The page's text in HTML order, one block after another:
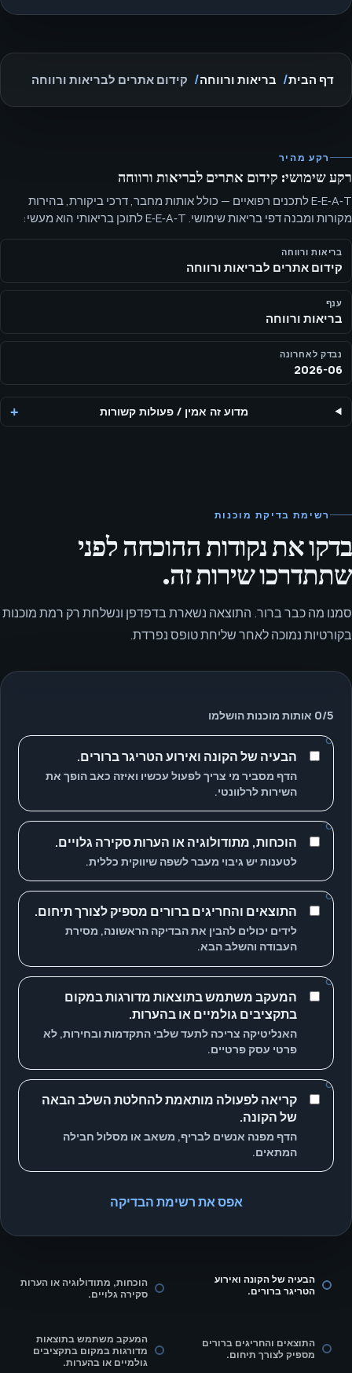
דף הבית בריאות ורווחה קידום אתרים לבריאות ורווחה
רקע מהיר
רקע שימושי: קידום אתרים לבריאות ורווחה
E‑E‑A‑T לתכנים רפואיים — כולל אותות מחבר, דרכי ביקורת, בהירות
מקורות ומבנה דפי בריאות שימושי. E‑E‑A‑T לתוכן בריאותי הוא מעשי:
הראו אחריות, מקורות, דרכי ביקורת, גבולות תוכן וקצב תחזוקה.
בריאות ורווחה
קידום אתרים לבריאות ורווחה
ענף
בריאות ורווחה
נבדק לאחרונה
2026-06
מדוע זה אמין / פעולות קשורות
רשימת בדיקת מוכנות
בדקו את נקודות ההוכחה לפני
שתתדרכו שירות זה.
סמנו מה כבר ברור. התוצאה נשארת בדפדפן ונשלחת רק רמת מוכנות
בקורטיות נמוכה לאחר שליחת טופס נפרדת.
0/5 אותות מוכנות הושלמו
הבעיה של הקונה ואירוע הטריגר ברורים.
הדף מסביר מי צריך לפעול עכשיו ואיזה כאב הופך את
השירות לרלוונטי.
הוכחות, מתודולוגיה או הערות סקירה גלויים.
לטענות יש גיבוי מעבר לשפה שיווקית כללית.
התוצאים והחריגים ברורים מספיק לצורך תיחום.
לידים יכולים להבין את הבדיקה הראשונה, מסירת
העבודה והשלב הבא.
המעקב משתמש בתוצאות מדורגות במקום
בתקציבים גולמיים או בהערות.
האנליטיקה צריכה לתעד שלבי התקדמות ובחירות, לא
פרטי עסק פרטיים.
קריאה לפעולה מותאמת להחלטת השלב הבאה
של הקונה.
הדף מפנה אנשים לבריף, משאב או מסלול חבילה
המתאים.
אפס את רשימת הבדיקה
הבעיה של הקונה ואירוע
הטריגר ברורים.
הוכחות, מתודולוגיה או הערות
סקירה גלויים.
התוצאים והחריגים ברורים
מספיק לצורך תיחום.
המעקב משתמש בתוצאות
מדורגות במקום בתקציבים
גולמיים או בהערות.